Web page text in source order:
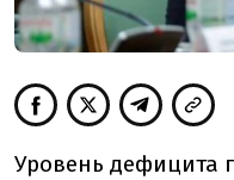
Уровень дефицита